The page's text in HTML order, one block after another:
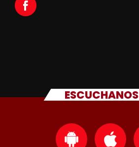
ESCUCHANOS